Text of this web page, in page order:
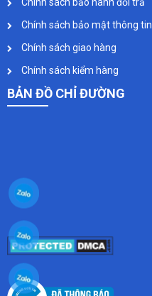
Chính sách bảo hành đổi trả
Chính sách bảo mật thông tin
Chính sách giao hàng
Chính sách kiểm hàng
BẢN ĐỒ CHỈ ĐƯỜNG